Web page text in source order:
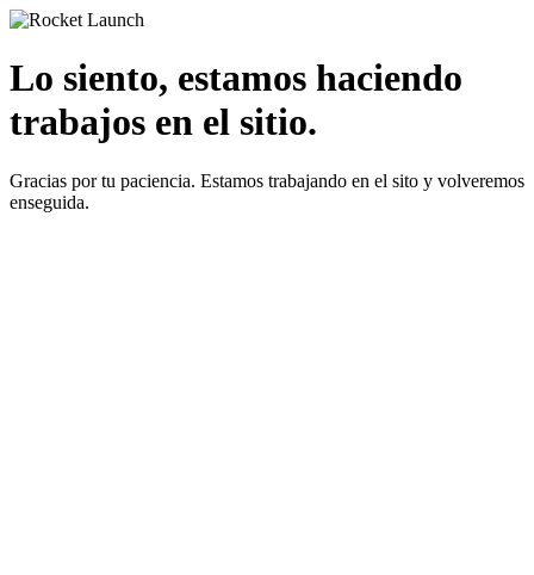
Lo siento, estamos haciendo
trabajos en el sitio.
Gracias por tu paciencia. Estamos trabajando en el sito y volveremos
enseguida.